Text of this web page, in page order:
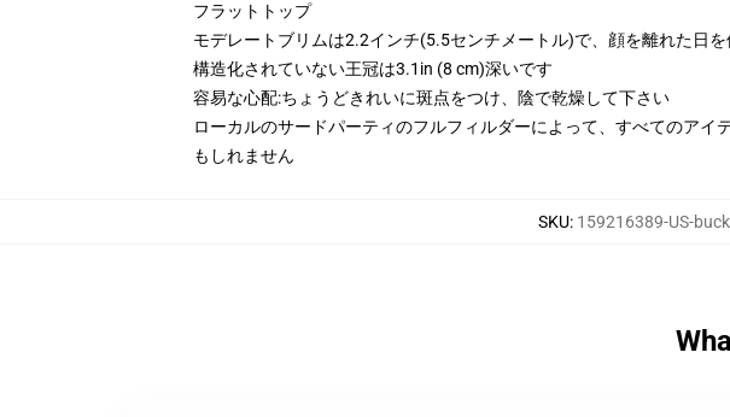
フラットトップ
モデレートブリムは2.2インチ(5.5センチメートル)で、顔を離れた日を
構造化されていない王冠は3.1in (8 cm)深いです
容易な心配:ちょうどきれいに斑点をつけ、陰で乾燥して下さい
ローカルのサードパーティのフルフィルダーによって、すべてのア
もしれません
SKU: 159216389-US-